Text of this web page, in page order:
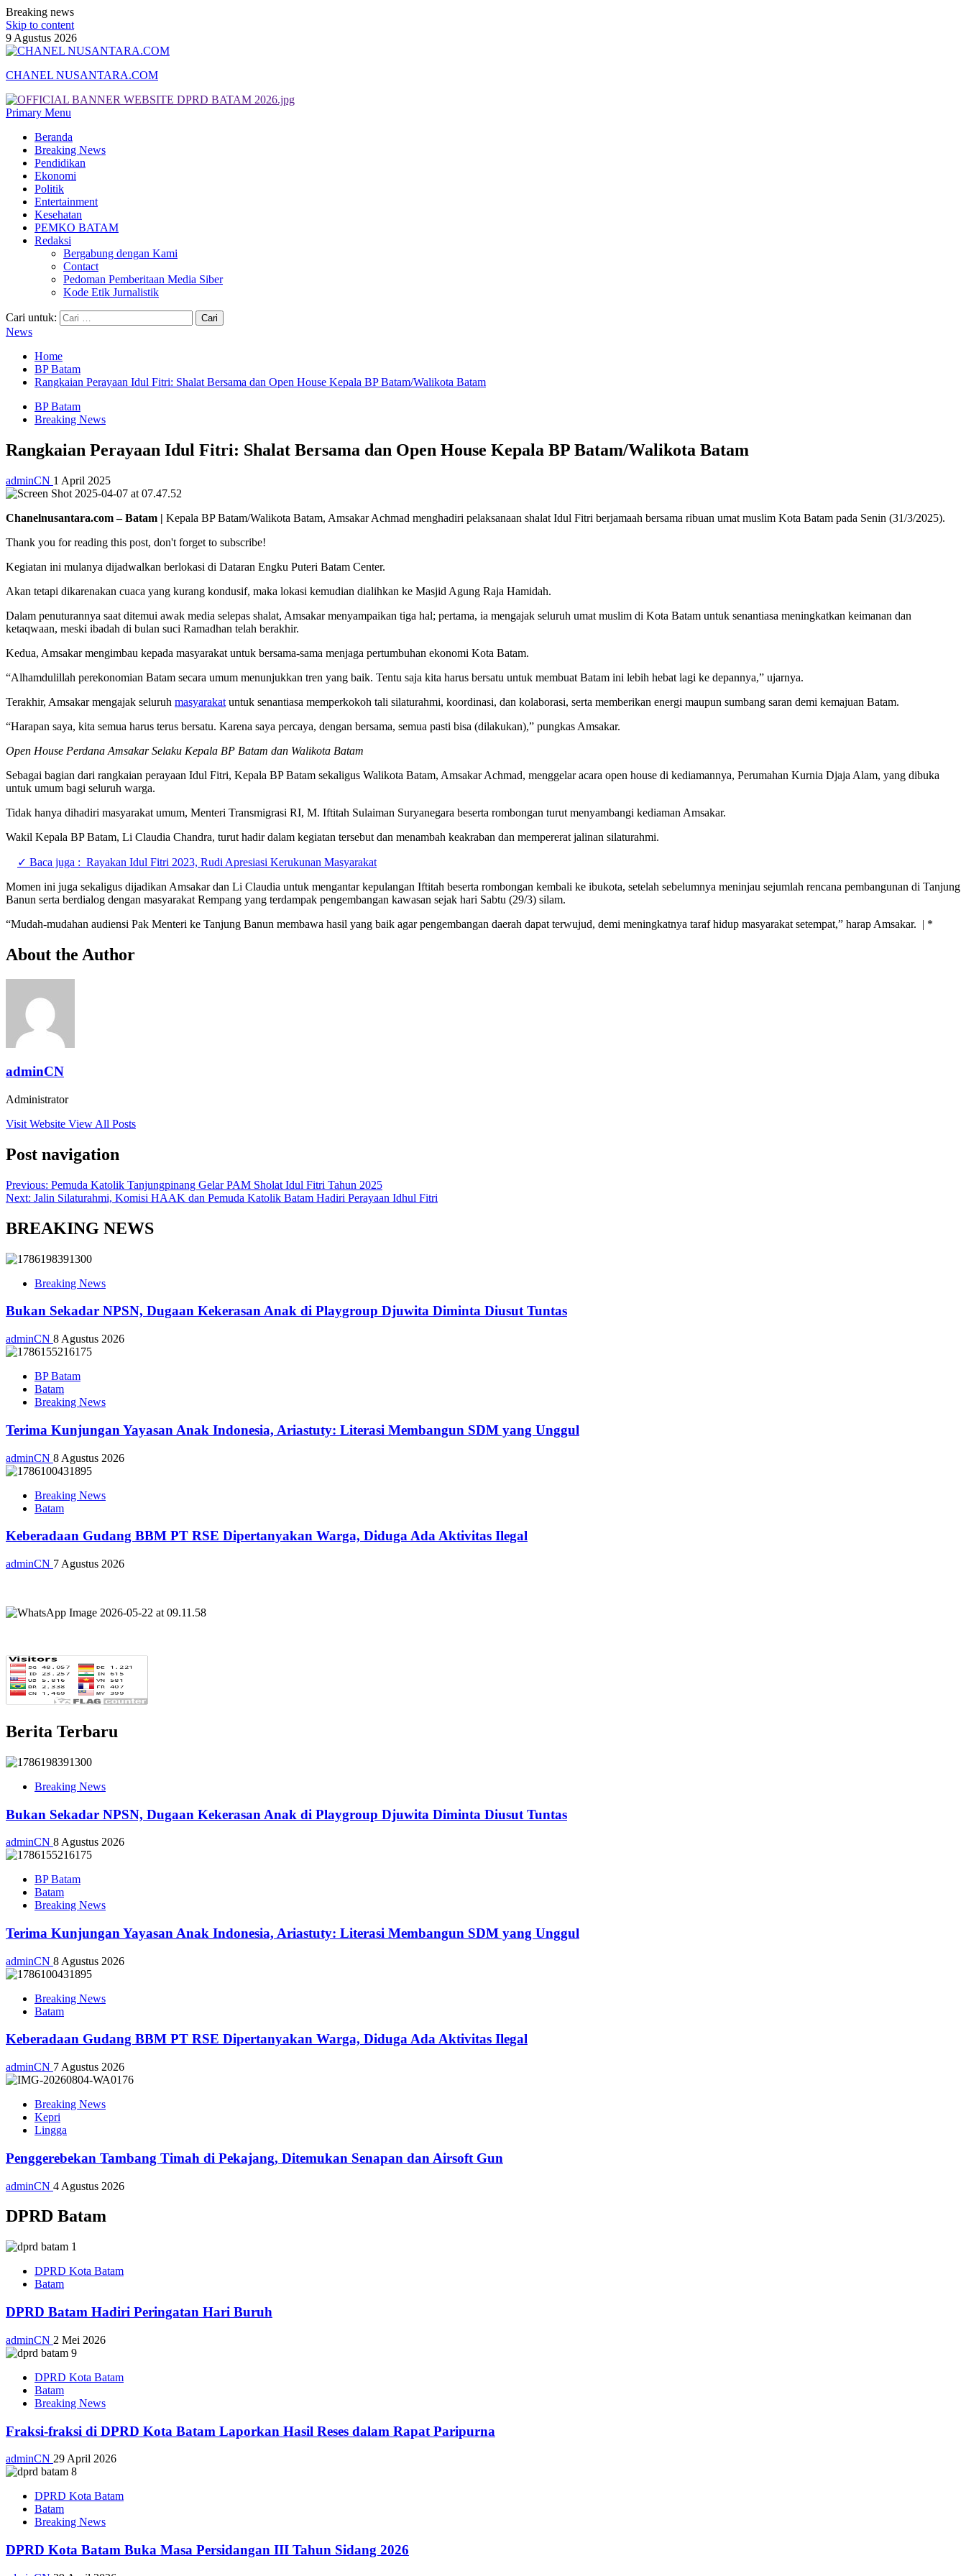
Breaking news
Skip to content
9 Agustus 2026
CHANEL NUSANTARA.COM
Primary Menu
Beranda
Breaking News
Pendidikan
Ekonomi
Politik
Entertainment
Kesehatan
PEMKO BATAM
Redaksi
Bergabung dengan Kami
Contact
Pedoman Pemberitaan Media Siber
Kode Etik Jurnalistik
Cari untuk:
News
Home
BP Batam
Rangkaian Perayaan Idul Fitri: Shalat Bersama dan Open House Kepala BP Batam/Walikota Batam
BP Batam
Breaking News
Rangkaian Perayaan Idul Fitri: Shalat Bersama dan Open House Kepala BP Batam/Walikota Batam
adminCN 1 April 2025
Chanelnusantara.com – Batam | Kepala BP Batam/Walikota Batam, Amsakar Achmad menghadiri pelaksanaan shalat Idul Fitri berjamaah bersama ribuan umat muslim Kota Batam pada Senin (31/3/2025).
Thank you for reading this post, don't forget to subscribe!
Kegiatan ini mulanya dijadwalkan berlokasi di Dataran Engku Puteri Batam Center.
Akan tetapi dikarenakan cuaca yang kurang kondusif, maka lokasi kemudian dialihkan ke Masjid Agung Raja Hamidah.
Dalam penuturannya saat ditemui awak media selepas shalat, Amsakar menyampaikan tiga hal; pertama, ia mengajak seluruh umat muslim di Kota Batam untuk senantiasa meningkatkan keimanan dan
ketaqwaan, meski ibadah di bulan suci Ramadhan telah berakhir.
Kedua, Amsakar mengimbau kepada masyarakat untuk bersama-sama menjaga pertumbuhan ekonomi Kota Batam.
“Alhamdulillah perekonomian Batam secara umum menunjukkan tren yang baik. Tentu saja kita harus bersatu untuk membuat Batam ini lebih hebat lagi ke depannya,” ujarnya.
Terakhir, Amsakar mengajak seluruh masyarakat untuk senantiasa memperkokoh tali silaturahmi, koordinasi, dan kolaborasi, serta memberikan energi maupun sumbang saran demi kemajuan Batam.
“Harapan saya, kita semua harus terus bersatu. Karena saya percaya, dengan bersama, semua pasti bisa (dilakukan),” pungkas Amsakar.
Open House Perdana Amsakar Selaku Kepala BP Batam dan Walikota Batam
Sebagai bagian dari rangkaian perayaan Idul Fitri, Kepala BP Batam sekaligus Walikota Batam, Amsakar Achmad, menggelar acara open house di kediamannya, Perumahan Kurnia Djaja Alam, yang dibuka
untuk umum bagi seluruh warga.
Tidak hanya dihadiri masyarakat umum, Menteri Transmigrasi RI, M. Iftitah Sulaiman Suryanegara beserta rombongan turut menyambangi kediaman Amsakar.
Wakil Kepala BP Batam, Li Claudia Chandra, turut hadir dalam kegiatan tersebut dan menambah keakraban dan mempererat jalinan silaturahmi.
✓ Baca juga : Rayakan Idul Fitri 2023, Rudi Apresiasi Kerukunan Masyarakat
Momen ini juga sekaligus dijadikan Amsakar dan Li Claudia untuk mengantar kepulangan Iftitah beserta rombongan kembali ke ibukota, setelah sebelumnya meninjau sejumlah rencana pembangunan di Tanjung
Banun serta berdialog dengan masyarakat Rempang yang terdampak pengembangan kawasan sejak hari Sabtu (29/3) silam.
“Mudah-mudahan audiensi Pak Menteri ke Tanjung Banun membawa hasil yang baik agar pengembangan daerah dapat terwujud, demi meningkatnya taraf hidup masyarakat setempat,” harap Amsakar. | *
About the Author
adminCN
Administrator
Visit Website View All Posts
Post navigation
Previous: Pemuda Katolik Tanjungpinang Gelar PAM Sholat Idul Fitri Tahun 2025
Next: Jalin Silaturahmi, Komisi HAAK dan Pemuda Katolik Batam Hadiri Perayaan Idhul Fitri
BREAKING NEWS
Breaking News
Bukan Sekadar NPSN, Dugaan Kekerasan Anak di Playgroup Djuwita Diminta Diusut Tuntas
adminCN 8 Agustus 2026
BP Batam
Batam
Breaking News
Terima Kunjungan Yayasan Anak Indonesia, Ariastuty: Literasi Membangun SDM yang Unggul
adminCN 8 Agustus 2026
Breaking News
Batam
Keberadaan Gudang BBM PT RSE Dipertanyakan Warga, Diduga Ada Aktivitas Ilegal
adminCN 7 Agustus 2026
Berita Terbaru
Breaking News
Bukan Sekadar NPSN, Dugaan Kekerasan Anak di Playgroup Djuwita Diminta Diusut Tuntas
adminCN 8 Agustus 2026
BP Batam
Batam
Breaking News
Terima Kunjungan Yayasan Anak Indonesia, Ariastuty: Literasi Membangun SDM yang Unggul
adminCN 8 Agustus 2026
Breaking News
Batam
Keberadaan Gudang BBM PT RSE Dipertanyakan Warga, Diduga Ada Aktivitas Ilegal
adminCN 7 Agustus 2026
Breaking News
Kepri
Lingga
Penggerebekan Tambang Timah di Pekajang, Ditemukan Senapan dan Airsoft Gun
adminCN 4 Agustus 2026
DPRD Batam
DPRD Kota Batam
Batam
DPRD Batam Hadiri Peringatan Hari Buruh
adminCN 2 Mei 2026
DPRD Kota Batam
Batam
Breaking News
Fraksi-fraksi di DPRD Kota Batam Laporkan Hasil Reses dalam Rapat Paripurna
adminCN 29 April 2026
DPRD Kota Batam
Batam
Breaking News
DPRD Kota Batam Buka Masa Persidangan III Tahun Sidang 2026